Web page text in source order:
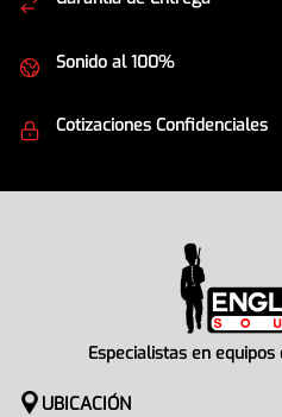
Sonido al 100%
Cotizaciones Confidenciales
Especialistas en
UBICACIÓN